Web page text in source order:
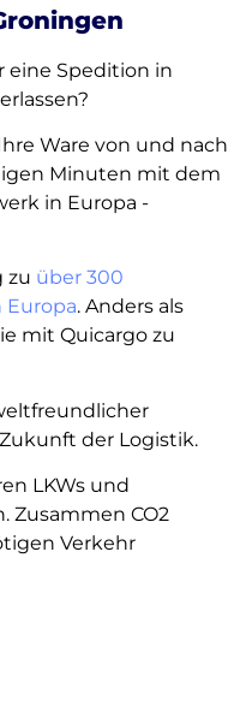
eine Spedition in
Ware von und nach
Minuten mit dem
in Europa -
zu über 300
. Anders als
mit Quicargo zu
der Logistik.
LKWs und
Zusammen CO2
Verkehr